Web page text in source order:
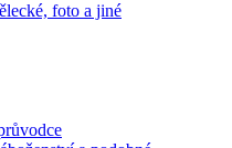
foto a jiné